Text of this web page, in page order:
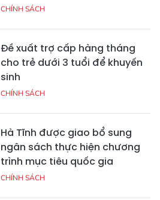
CHÍNH SÁCH
Đề xuất trợ cấp hàng tháng
cho trẻ dưới 3 tuổi để khuyến
sinh
CHÍNH SÁCH
Hà Tĩnh được giao bổ sung
ngân sách thực hiện chương
trình mục tiêu quốc gia
CHÍNH SÁCH